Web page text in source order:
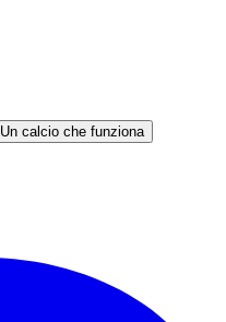
Un calcio che funziona